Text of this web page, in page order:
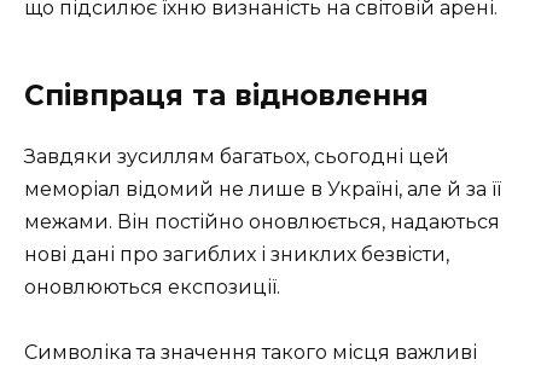
що підсилює їхню визнаність на світовій арені.
Співпраця та відновлення
Завдяки зусиллям багатьох, сьогодні цей
меморіал відомий не лише в Україні, але й за її
межами. Він постійно оновлюється, надаються
нові дані про загиблих і зниклих безвісти,
оновлюються експозиції.
Символіка та значення такого місця важливі